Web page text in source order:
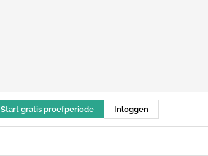
Start gratis proefperiode Inloggen